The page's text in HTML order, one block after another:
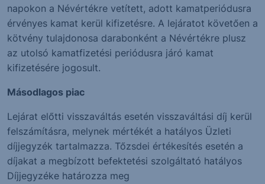
napokon a Névértékre vetített, adott kamatperiódusra
érvényes kamat kerül kifizetésre. A lejáratot követően a
kötvény tulajdonosa darabonként a Névértékre plusz
az utolsó kamatfizetési periódusra járó kamat
kifizetésére jogosult.
Másodlagos piac
Lejárat előtti visszaváltás esetén visszaváltási díj kerül
felszámításra, melynek mértékét a hatályos Üzleti
díjjegyzék tartalmazza. Tőzsdei értékesítés esetén a
díjakat a megbízott befektetési szolgáltató hatályos
Díjjegyzéke határozza meg